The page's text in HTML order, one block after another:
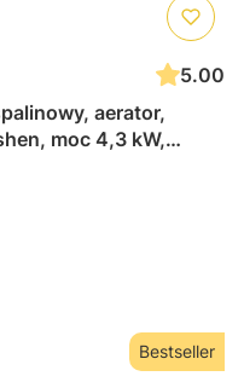
5.00
aerator,
moc 4,3 kW,
do intensywnej
i wymagających
Bestseller